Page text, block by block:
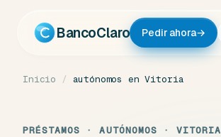
contenido
BancoClaro Pedir ahora→
Inicio / autónomos en Vitoria
PRÉSTAMOS · AUTÓNOMOS · VITORIA